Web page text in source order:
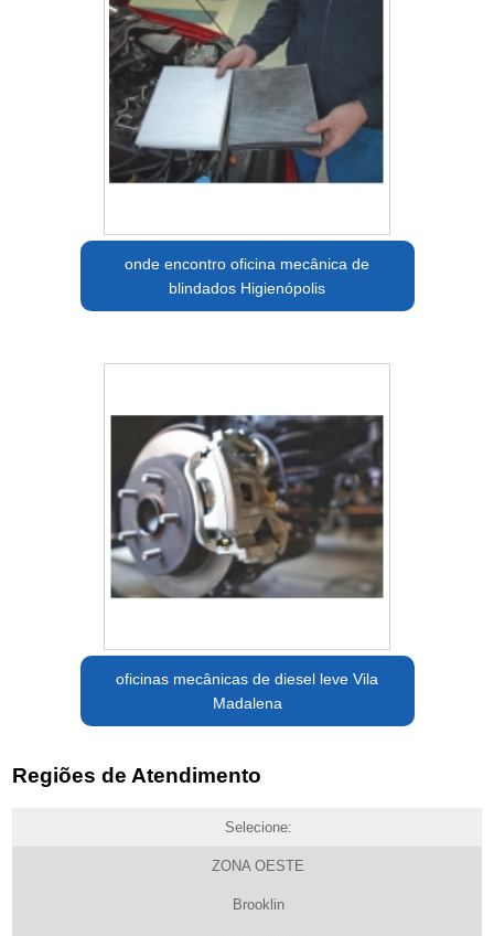
onde encontro oficina mecânica de
blindados Higienópolis
oficinas mecânicas de diesel leve Vila
Madalena
Regiões de Atendimento
Selecione:
ZONA OESTE
Brooklin